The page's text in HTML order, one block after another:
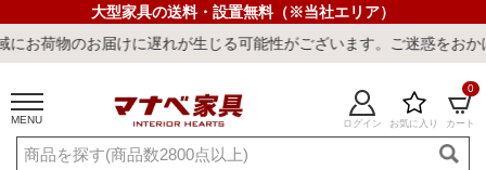
大型家具の送料・設置無料（※当社エリア）
けに遅れが生じる可能性がございます。ご迷惑をおかけしまして
MENU ログイン お気に入り カート
0
ご利用ガイド 新規会員登録